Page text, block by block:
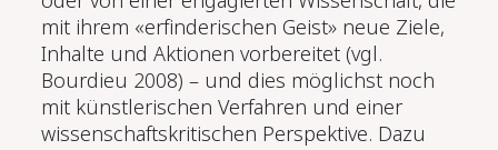
mit ihrem «erfinderischen Geist» neue Ziele,
Inhalte und Aktionen vorbereitet (vgl.
Bourdieu 2008) – und dies möglichst noch
mit künstlerischen Verfahren und einer
wissenschaftskritischen Perspektive. Dazu